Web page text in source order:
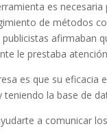
es
de métodos
publicistas afirmaban
le prestaba
es que su eficacia
teniendo la base de
a comunicar